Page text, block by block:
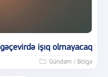
işıq olmayacaq
Gündəm / Bölgə